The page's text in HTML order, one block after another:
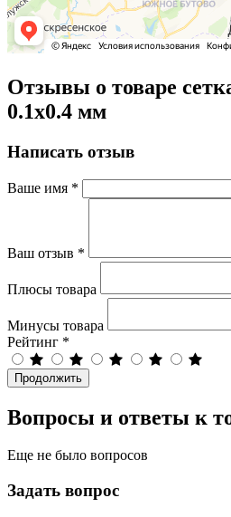
Отзывы о товаре
0.1х0.4 мм
Написать отзыв
Ваше имя *
Ваш отзыв *
Плюсы товара
Минусы товара
Рейтинг *
Продолжить
Вопросы и ответы к
Еще не было вопросов
Задать вопрос